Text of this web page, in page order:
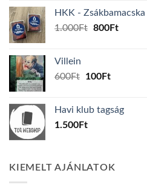
160Ft.150Ft.
HKK - Zsákbamacska
1.000Ft Original
800FtCurrent
Villein
600Ft
Original
600Ft.
100FtCurrent
100Ft.
Havi klub tagság
1.500Ft
KIEMELT AJÁNLATOK